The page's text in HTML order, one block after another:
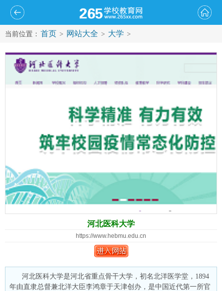
当前位置： 首页 > 网站大全 > 大学 >
河北医科大学
https://www.hebmu.edu.cn
河北医科大学是河北省重点骨干大学，初名北洋医学堂，1894
年由直隶总督兼北洋大臣李鸿章于天津创办，是中国近代第一所官